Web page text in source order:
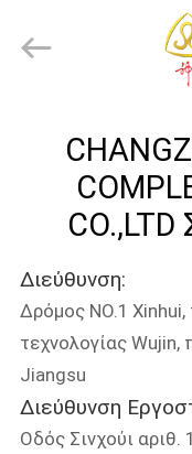
ΠΡΟΪΌΝΤΑ
ΣΧΕΤΙΚΆ
ΜΕ
ΕΜΆΣ
EQUIPMENT
CO.,LTD.
Διεύθυνση:
Δρόμος NO.1
τεχνολογίας Wujin,
Jiangsu
Διεύθυνση
Οδός Σινχούι